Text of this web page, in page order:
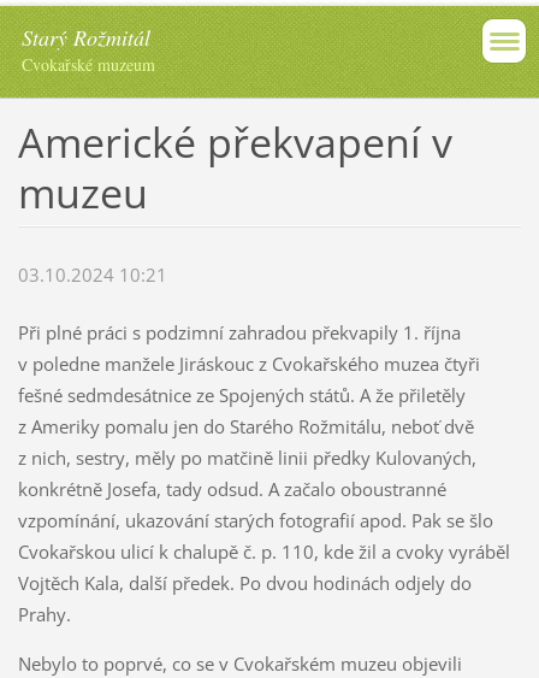
Starý Rožmitál
Cvokařské muzeum
Americké překvapení v
muzeu
03.10.2024 10:21
Při plné práci s podzimní zahradou překvapily 1. října
v poledne manžele Jiráskouc z Cvokařského muzea čtyři
fešné sedmdesátnice ze Spojených států. A že přiletěly
z Ameriky pomalu jen do Starého Rožmitálu, neboť dvě
z nich, sestry, měly po matčině linii předky Kulovaných,
konkrétně Josefa, tady odsud. A začalo oboustranné
vzpomínání, ukazování starých fotografií apod. Pak se šlo
Cvokařskou ulicí k chalupě č. p. 110, kde žil a cvoky vyráběl
Vojtěch Kala, další předek. Po dvou hodinách odjely do
Prahy.
Nebylo to poprvé, co se v Cvokařském muzeu objevili